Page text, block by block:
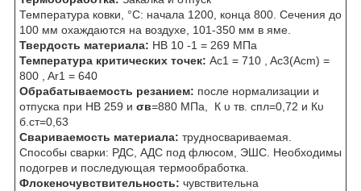
Температура ковки, °С: начала 1200, конца 800. Сечения до
100 мм охаждаются на воздухе, 101-350 мм в яме.
Твердость материала: HB 10 -1 = 269 МПа
Температура критических точек: Ac1 = 710 , Ac3(Acm) =
800 , Ar1 = 640
Обрабатываемость резанием: после нормализации и
отпуска при HB 259 и σв=880 МПа, К υ тв. спл=0,72 и Кυ
б.ст=0,63
Свариваемость материала: трудносвариваемая.
Способы сварки: РДС, АДС под флюсом, ЭШС. Необходимы
подогрев и последующая термообработка.
Флокеночувствительность: чувствительна